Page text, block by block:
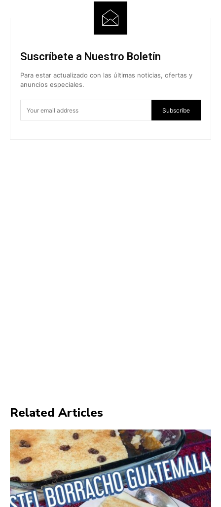
Suscríbete a Nuestro Boletín
Para estar actualizado con las últimas noticias, ofertas y
anuncios especiales.
Subscribe
Related Articles